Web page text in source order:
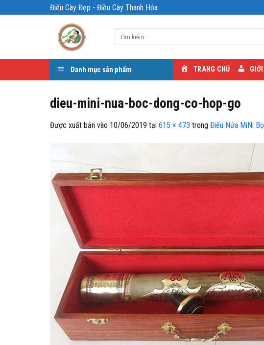
qua
Điếu Cày Đẹp - Điều Cày Thanh Hóa
Danh mục sản phẩm TRANG CHỦ
dieu-mini-nua-boc-dong-co-hop-go
Được xuất bản vào 10/06/2019 tại 615 × 473 trong Điếu Nứa MiNi